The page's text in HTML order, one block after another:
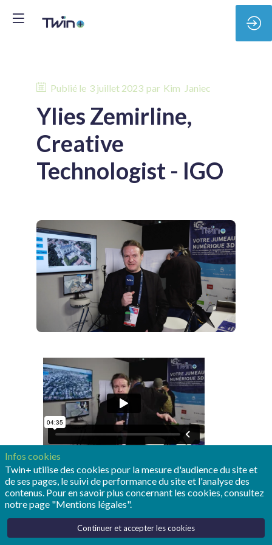
Publié le 3 juillet 2023 par Kim Janiec
Ylies Zemirline,
Creative
Technologist - IGO
La société IGO est spécialisée dans la reconstruction
de données 3D, dans la création de Photomesh et de
Infos cookies
Twin+ utilise des cookies pour la mesure d'audience du site et
de ses pages, le suivi de performance du site et l'analyse des
contenus. Pour en savoir plus concernant les cookies, consultez
notre page "Mentions légales".
Continuer et accepter les cookies